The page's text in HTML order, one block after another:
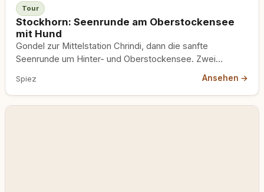
Tour
Stockhorn: Seenrunde am Oberstockensee
mit Hund
Gondel zur Mittelstation Chrindi, dann die sanfte
Seenrunde um Hinter- und Oberstockensee. Zwei
Bergseen, Alpwiesen, weites Panorama. Leicht und gut
mit Hund machbar.
Spiez Ansehen →